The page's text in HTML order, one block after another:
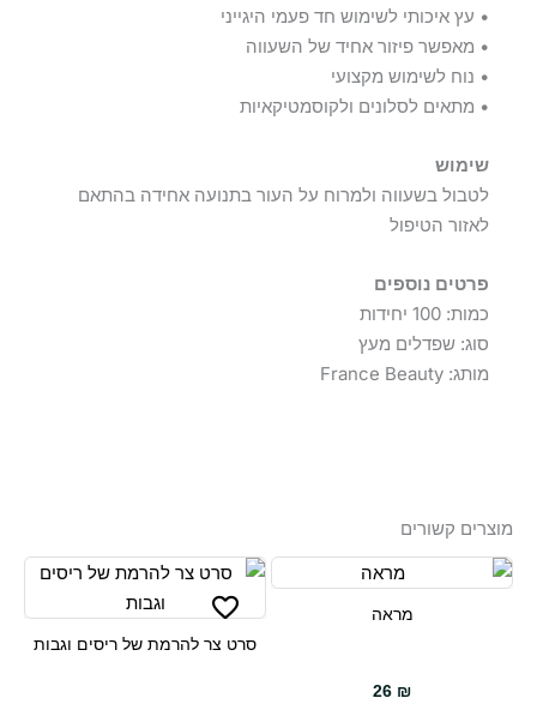
• עץ איכותי לשימוש חד פעמי היגייני
• מאפשר פיזור אחיד של השעווה
• נוח לשימוש מקצועי
• מתאים לסלונים ולקוסמטיקאיות
שימוש
לטבול בשעווה ולמרוח על העור בתנועה אחידה בהתאם
לאזור הטיפול
פרטים נוספים
כמות: 100 יחידות
סוג: שפדלים מעץ
מותג: France Beauty
מוצרים קשורים
מראה
26 ₪
סרט צר להרמת של ריסים וגבות